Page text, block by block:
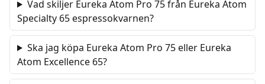
Vad skiljer Eureka Atom Pro 75 från Eureka Atom
Specialty 65 espressokvarnen?
Ska jag köpa Eureka Atom Pro 75 eller Eureka
Atom Excellence 65?